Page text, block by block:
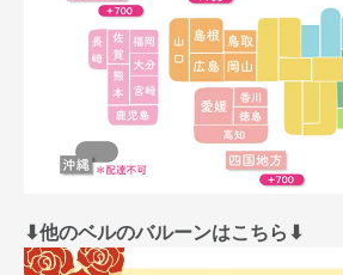
⬇︎他のベルのバルーンはこちら⬇︎